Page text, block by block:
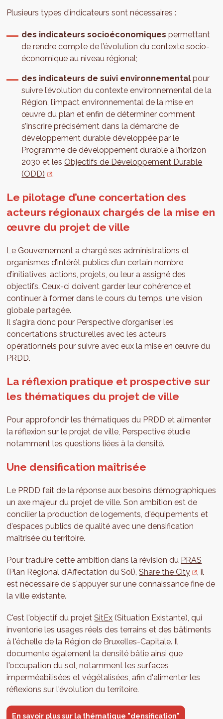
Plusieurs types d’indicateurs sont nécessaires :
des indicateurs socioéconomiques permettant
de rendre compte de l’évolution du contexte socio-
économique au niveau régional;
des indicateurs de suivi environnemental pour
suivre l’évolution du contexte environnemental de la
Région, l’impact environnemental de la mise en
œuvre du plan et enfin de déterminer comment
s’inscrire précisément dans la démarche de
développement durable développée par le
Programme de développement durable à l’horizon
2030 et les Objectifs de Développement Durable
(ODD)
.
Le pilotage d’une concertation des
acteurs régionaux chargés de la mise en
œuvre du projet de ville
Le Gouvernement a chargé ses administrations et
organismes d’intérêt publics d’un certain nombre
d’initiatives, actions, projets, ou leur a assigné des
objectifs. Ceux-ci doivent garder leur cohérence et
continuer à former dans le cours du temps, une vision
globale partagée.
Il s’agira donc pour Perspective d’organiser les
concertations structurelles avec les acteurs
opérationnels pour suivre avec eux la mise en œuvre du
PRDD.
La réflexion pratique et prospective sur
les thématiques du projet de ville
Pour approfondir les thématiques du PRDD et alimenter
la réflexion sur le projet de ville, Perspective étudie
notamment les questions liées à la densité.
Une densification maîtrisée
Le PRDD fait de la réponse aux besoins démographiques
un axe majeur du projet de ville. Son ambition est de
concilier la production de logements, d'équipements et
d'espaces publics de qualité avec une densification
maîtrisée du territoire.
Pour traduire cette ambition dans la révision du PRAS
(Plan Régional d'Affectation du Sol),Share the City
, il
est nécessaire de s'appuyer sur une connaissance fine de
la ville existante.
C'est l'objectif du projetSitEx (Situation Existante), qui
inventorie les usages réels des terrains et des bâtiments
à l'échelle de la Région de Bruxelles-Capitale. Il
documente également la densité bâtie ainsi que
l'occupation du sol, notamment les surfaces
imperméabilisées et végétalisées, afin d'alimenter les
réflexions sur l'évolution du territoire.
En savoir plus sur la thématique "densification"